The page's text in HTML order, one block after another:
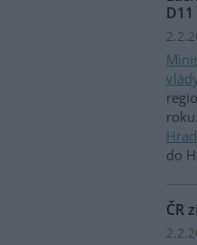
D11
do
ČR